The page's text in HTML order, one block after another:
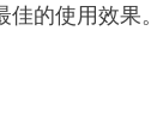
的使用效果。